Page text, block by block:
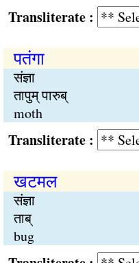
:
पतंगा
संज्ञा
तापुम् पारुब्
moth
:
खटमल
संज्ञा
ताब्
bug